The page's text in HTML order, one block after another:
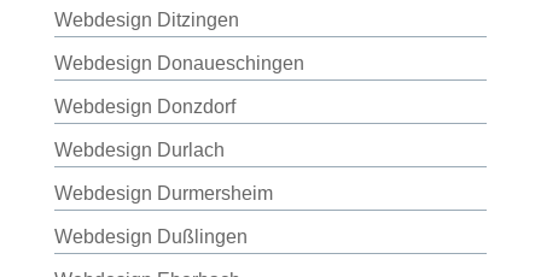
Webdesign Ditzingen
Webdesign Donaueschingen
Webdesign Donzdorf
Webdesign Durlach
Webdesign Durmersheim
Webdesign Dußlingen